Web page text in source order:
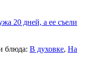
20 дней, а ее съели
блюда: В духовке, На